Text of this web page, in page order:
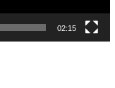
02:15